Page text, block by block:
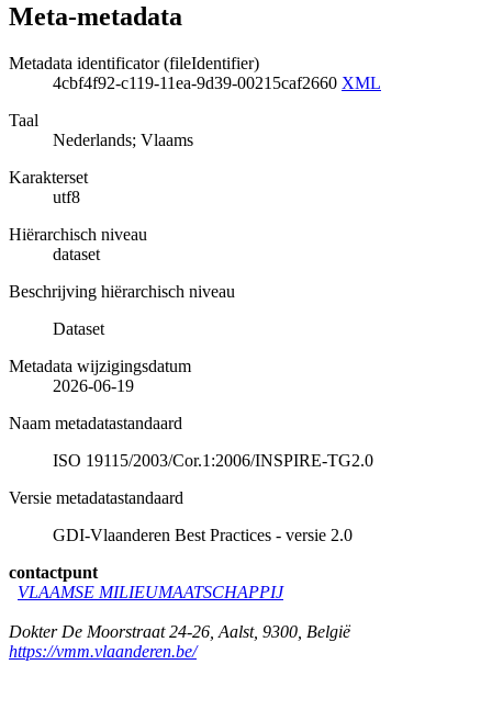
Meta-metadata
Metadata identificator (fileIdentifier)
4cbf4f92-c119-11ea-9d39-00215caf2660 XML
Taal
Nederlands; Vlaams
Karakterset
utf8
Hiërarchisch niveau
dataset
Beschrijving hiërarchisch niveau
Dataset
Metadata wijzigingsdatum
2026-06-19
Naam metadatastandaard
ISO 19115/2003/Cor.1:2006/INSPIRE-TG2.0
Versie metadatastandaard
GDI-Vlaanderen Best Practices - versie 2.0
contactpunt
VLAAMSE MILIEUMAATSCHAPPIJ
Dokter De Moorstraat 24-26 Aalst, 9300 België
https://vmm.vlaanderen.be/